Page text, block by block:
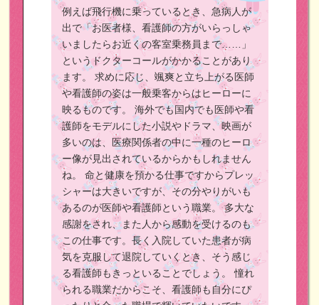
例えば飛行機に乗っているとき、急病人が
出で「お医者様、看護師の方がいらっしゃ
いましたらお近くの客室乗務員まで……」
というドクターコールがかかることがあり
ます。
求めに応じ、颯爽と立ち上がる医師
や看護師の姿は一般乗客からはヒーローに
映るものです。
海外でも国内でも医師や看
護師をモデルにした小説やドラマ、映画が
多いのは、医療関係者の中に一種のヒーロ
ー像が見出されているからかもしれません
ね。
命と健康を預かる仕事ですからプレッ
シャーは大きいですが、その分やりがいも
あるのが医師や看護師という職業。多大な
感謝をされ、また人から感動を受けるのも
この仕事です。長く入院していた患者が病
気を克服して退院していくとき、そう感じ
る看護師もきっといることでしょう。
憧れ
られる職業だからこそ、看護師も自分にぴ